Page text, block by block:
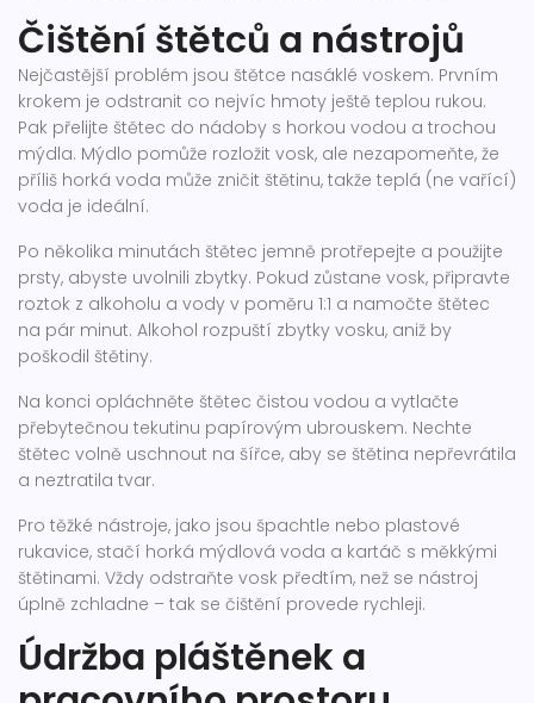
Čištění štětců a nástrojů
Nejčastější problém jsou štětce nasáklé voskem. Prvním
krokem je odstranit co nejvíc hmoty ještě teplou rukou.
Pak přelijte štětec do nádoby s horkou vodou a trochou
mýdla. Mýdlo pomůže rozložit vosk, ale nezapomeňte, že
příliš horká voda může zničit štětinu, takže teplá (ne vařící)
voda je ideální.
Po několika minutách štětec jemně protřepejte a použijte
prsty, abyste uvolnili zbytky. Pokud zůstane vosk, připravte
roztok z alkoholu a vody v poměru 1:1 a namočte štětec
na pár minut. Alkohol rozpuští zbytky vosku, aniž by
poškodil štětiny.
Na konci opláchněte štětec čistou vodou a vytlačte
přebytečnou tekutinu papírovým ubrouskem. Nechte
štětec volně uschnout na šířce, aby se štětina nepřevrátila
a neztratila tvar.
Pro těžké nástroje, jako jsou špachtle nebo plastové
rukavice, stačí horká mýdlová voda a kartáč s měkkými
štětinami. Vždy odstraňte vosk předtím, než se nástroj
úplně zchladne – tak se čištění provede rychleji.
Údržba pláštěnek a